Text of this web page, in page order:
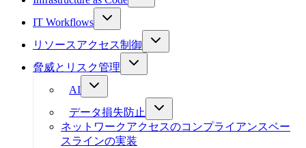
IT Workflows
リソースアクセス制御
脅威とリスク管理
AI
データ損失防止
ネットワークアクセスのコンプライアンスベー
スラインの実装